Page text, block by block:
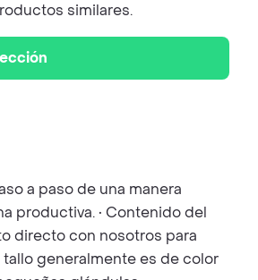
similares.
a paso de una manera
productiva. • Contenido del
directo con nosotros para
tallo generalmente es de color